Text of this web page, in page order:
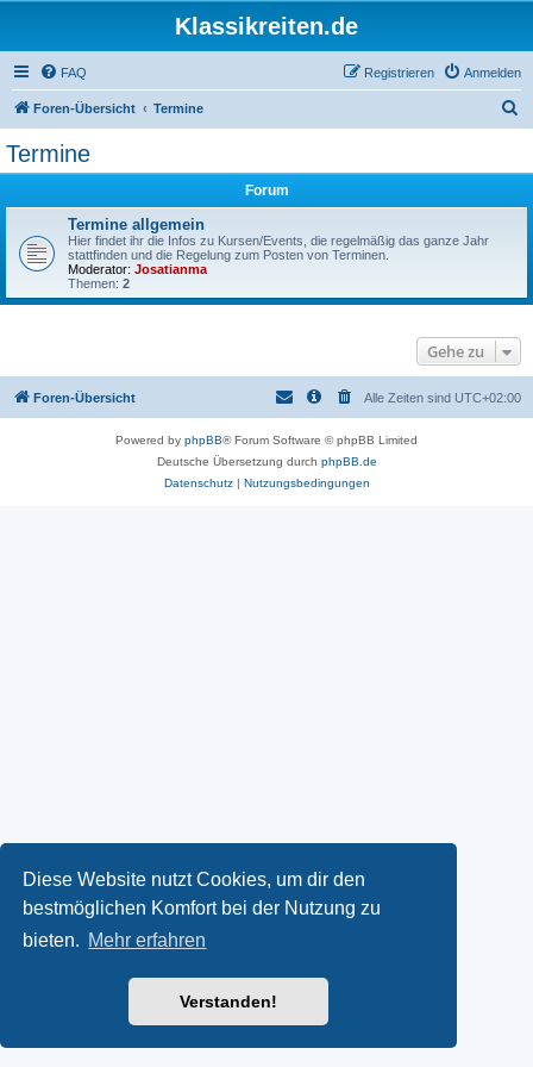
Diese Website nutzt Cookies, um dir den
bestmöglichen Komfort bei der Nutzung zu
bieten. Mehr erfahren
Verstanden!
Klassikreiten.de
FAQ Anmelden
Registrieren
Foren-Übersicht Termine
Termine
Forum
Termine allgemein
Hier findet ihr die Infos zu Kursen/Events, die regelmäßig das ganze Jahr
stattfinden und die Regelung zum Posten von Terminen.
Moderator: Josatianma
Themen: 2
Gehe zu
Foren-Übersicht Alle Zeiten sind UTC+02:00
Powered by phpBB® Forum Software © phpBB Limited
Deutsche Übersetzung durch phpBB.de
Datenschutz| Nutzungsbedingungen